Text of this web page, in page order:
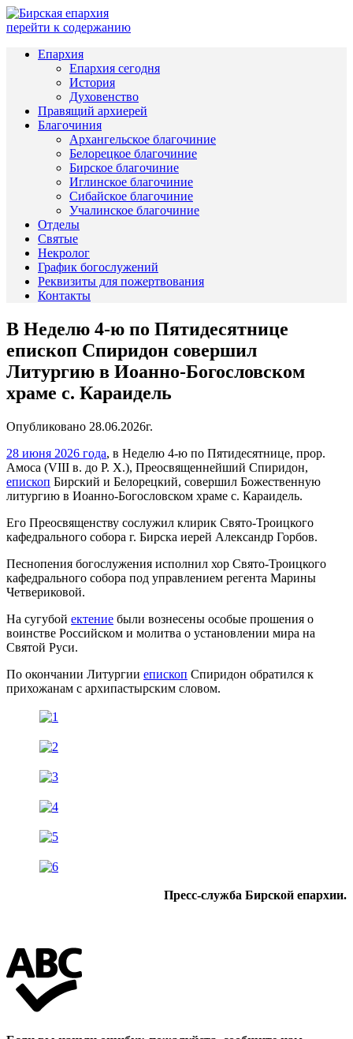
перейти к содержанию
Епархия
Епархия сегодня
История
Духовенство
Правящий архиерей
Благочиния
Архангельское благочиние
Белорецкое благочиние
Бирское благочиние
Иглинское благочиние
Сибайское благочиние
Учалинское благочиние
Отделы
Святые
Некролог
График богослужений
Реквизиты для пожертвования
Контакты
В Неделю 4-ю по Пятидесятнице
епископ Спиридон совершил
Литургию в Иоанно-Богословском
храме с. Караидель
Опубликовано 28.06.2026г.
28 июня 2026 года, в Неделю 4-ю по Пятидесятнице, прор.
Амоса (VIII в. до Р. Х.), Преосвященнейший Спиридон,
епископ Бирский и Белорецкий, совершил Божественную
литургию в Иоанно-Богословском храме с. Караидель.
Его Преосвященству сослужил клирик Свято-Троицкого
кафедрального собора г. Бирска иерей Александр Горбов.
Песнопения богослужения исполнил хор Свято-Троицкого
кафедрального собора под управлением регента Марины
Четвериковой.
На сугубой ектение были вознесены особые прошения о
воинстве Российском и молитва о установлении мира на
Святой Руси.
По окончании Литургии епископ Спиридон обратился к
прихожанам с архипастырским словом.
Пресс-служба Бирской епархии.